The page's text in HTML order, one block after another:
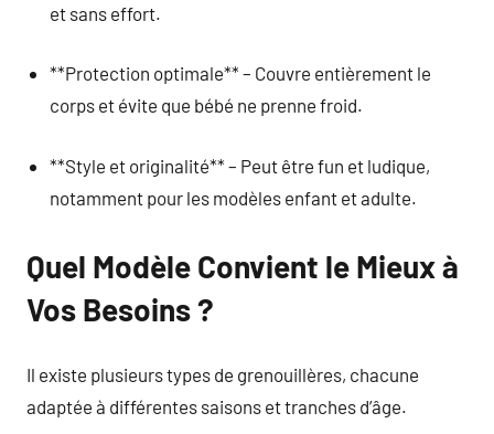
et sans effort.
**Protection optimale** – Couvre entièrement le
corps et évite que bébé ne prenne froid.
**Style et originalité** – Peut être fun et ludique,
notamment pour les modèles enfant et adulte.
Quel Modèle Convient le Mieux à
Vos Besoins ?
Il existe plusieurs types de grenouillères, chacune
adaptée à différentes saisons et tranches d’âge.